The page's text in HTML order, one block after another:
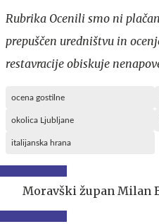
Rubrika Ocenili smo ni
prepuščen uredništvu in
restavracije obiskuje
ocena gostilne
okolica Ljubljane
italijanska hrana
Moravški župan Milan